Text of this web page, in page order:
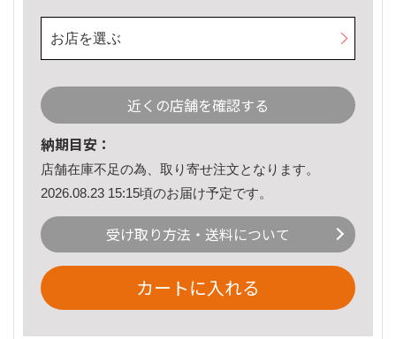
お店を選ぶ
近くの店舗を確認する
納期目安：
店舗在庫不足の為、取り寄せ注文となります。
2026.08.23 15:15頃のお届け予定です。
受け取り方法・送料について
カートに入れる